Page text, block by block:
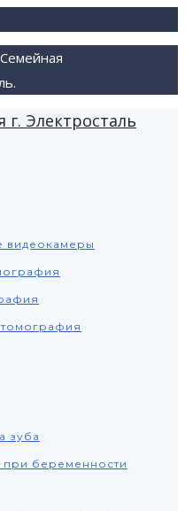
видеокамеры
зуба
беременности